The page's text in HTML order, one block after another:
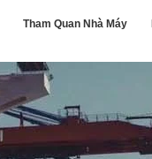
Tham Quan Nhà Máy